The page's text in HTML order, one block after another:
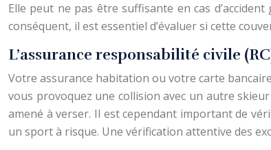
Elle peut ne pas être suffisante en cas
conséquent, il est essentiel d’évaluer si cette
L’assurance responsabilité civile
Votre assurance habitation ou votre carte
vous provoquez une collision avec un autre
amené à verser. Il est cependant important de
un sport à risque. Une vérification attentive des